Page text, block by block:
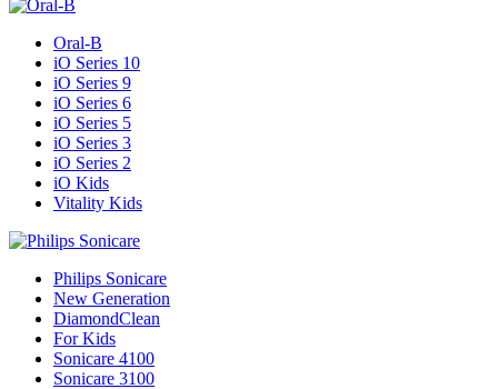
Oral-B
iO Series 10
iO Series 9
iO Series 6
iO Series 5
iO Series 3
iO Series 2
iO Kids
Vitality Kids
Philips Sonicare
New Generation
DiamondClean
For Kids
Sonicare 4100
Sonicare 3100